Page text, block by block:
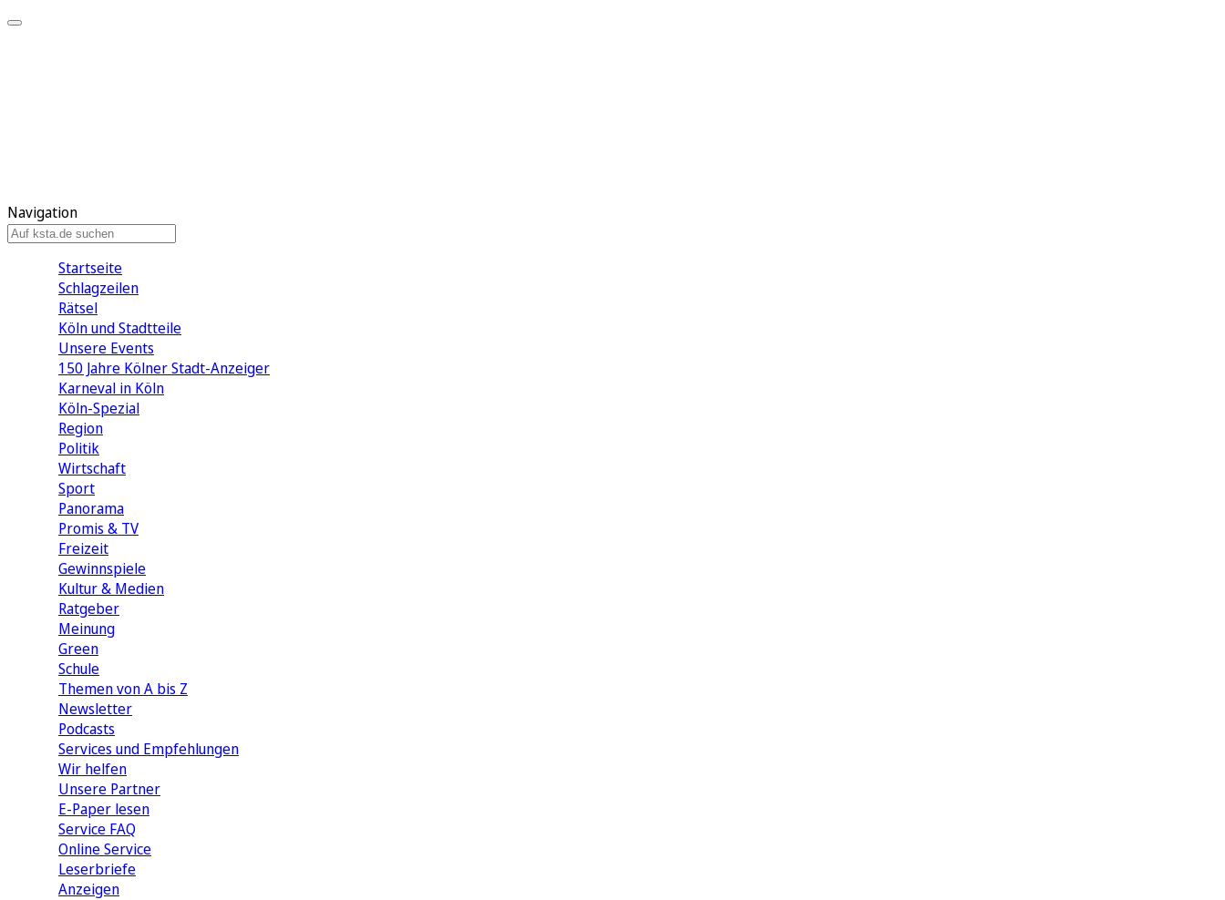
Navigation
Startseite
Schlagzeilen
Rätsel
Köln und Stadtteile
Unsere Events
150 Jahre Kölner Stadt-Anzeiger
Karneval in Köln
Köln-Spezial
Region
Politik
Wirtschaft
Sport
Panorama
Promis & TV
Freizeit
Gewinnspiele
Kultur & Medien
Ratgeber
Meinung
Green
Schule
Themen von A bis Z
Newsletter
Podcasts
Services und Empfehlungen
Wir helfen
Unsere Partner
E-Paper lesen
Service FAQ
Online Service
Leserbriefe
Anzeigen